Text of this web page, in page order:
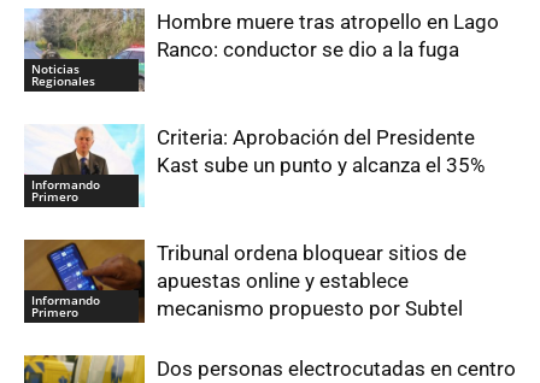
Noticias
Regionales
Hombre muere tras atropello en Lago
Ranco: conductor se dio a la fuga
Informando
Primero
Criteria: Aprobación del Presidente
Kast sube un punto y alcanza el 35%
Informando
Primero
Tribunal ordena bloquear sitios de
apuestas online y establece
mecanismo propuesto por Subtel
Dos personas electrocutadas en centro